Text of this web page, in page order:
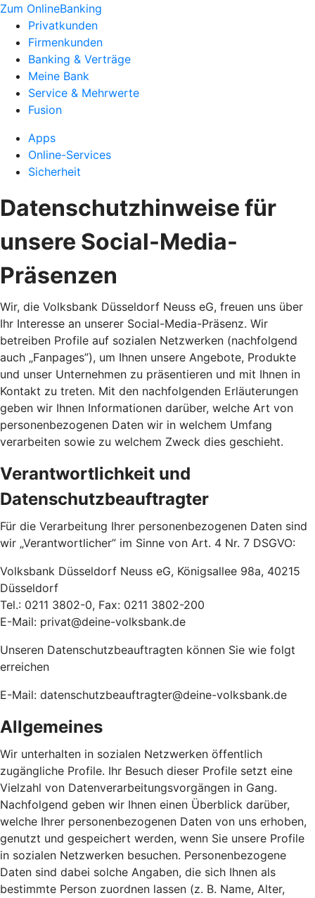
Zum OnlineBanking
Privatkunden
Firmenkunden
Banking & Verträge
Meine Bank
Service & Mehrwerte
Fusion
Apps
Online-Services
Sicherheit
Datenschutzhinweise für
unsere Social-Media-
Präsenzen
Wir, die Volksbank Düsseldorf Neuss eG, freuen uns über
Ihr Interesse an unserer Social-Media-Präsenz. Wir
betreiben Profile auf sozialen Netzwerken (nachfolgend
auch „Fanpages”), um Ihnen unsere Angebote, Produkte
und unser Unternehmen zu präsentieren und mit Ihnen in
Kontakt zu treten. Mit den nachfolgenden Erläuterungen
geben wir Ihnen Informationen darüber, welche Art von
personenbezogenen Daten wir in welchem Umfang
verarbeiten sowie zu welchem Zweck dies geschieht.
Verantwortlichkeit und
Datenschutzbeauftragter
Für die Verarbeitung Ihrer personenbezogenen Daten sind
wir „Verantwortlicher” im Sinne von Art. 4 Nr. 7 DSGVO:
Volksbank Düsseldorf Neuss eG, Königsallee 98a, 40215
Düsseldorf
Tel.: 0211 3802-0, Fax: 0211 3802-200
E-Mail: privat@deine-volksbank.de
Unseren Datenschutzbeauftragten können Sie wie folgt
erreichen
E-Mail: datenschutzbeauftragter@deine-volksbank.de
Allgemeines
Wir unterhalten in sozialen Netzwerken öffentlich
zugängliche Profile. Ihr Besuch dieser Profile setzt eine
Vielzahl von Datenverarbeitungsvorgängen in Gang.
Nachfolgend geben wir Ihnen einen Überblick darüber,
welche Ihrer personenbezogenen Daten von uns erhoben,
genutzt und gespeichert werden, wenn Sie unsere Profile
in sozialen Netzwerken besuchen. Personenbezogene
Daten sind dabei solche Angaben, die sich Ihnen als
bestimmte Person zuordnen lassen (z. B. Name, Alter,